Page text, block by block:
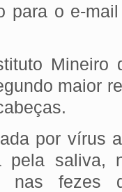
para o e-
Mineiro
maior
por vírus
pela saliva,
fezes